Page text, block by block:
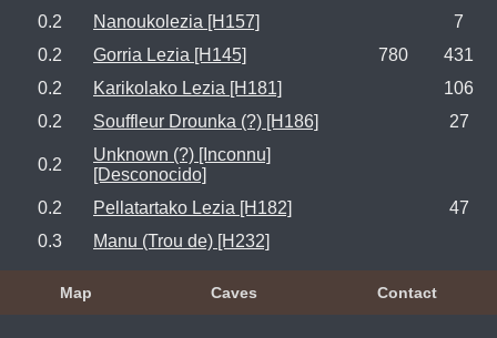
0.2
Nanoukolezia [H157]
7
0.2
Gorria Lezia [H145] 780
431
0.2
Karikolako Lezia [H181]
106
0.2
Souffleur Drounka (?) [H186] 27
0.2
Unknown (?) [Inconnu]
[Desconocido]
0.2
Pellatartako Lezia [H182]
47
0.3
Manu (Trou de) [H232]
Map Caves Contact